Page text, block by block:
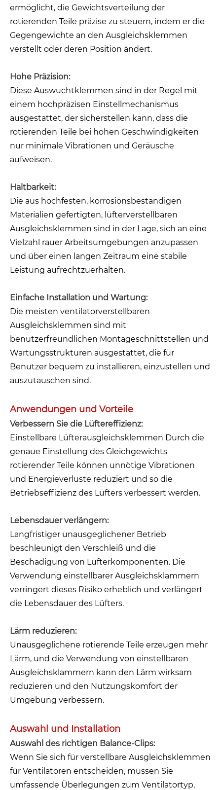
ermöglicht, die Gewichtsverteilung der
rotierenden Teile präzise zu steuern, indem er die
Gegengewichte an den Ausgleichsklemmen
verstellt oder deren Position ändert.
Hohe Präzision:
Diese Auswuchtklemmen sind in der Regel mit
einem hochpräzisen Einstellmechanismus
ausgestattet, der sicherstellen kann, dass die
rotierenden Teile bei hohen Geschwindigkeiten
nur minimale Vibrationen und Geräusche
aufweisen.
Haltbarkeit:
Die aus hochfesten, korrosionsbeständigen
Materialien gefertigten, lüfterverstellbaren
Ausgleichsklemmen sind in der Lage, sich an eine
Vielzahl rauer Arbeitsumgebungen anzupassen
und über einen langen Zeitraum eine stabile
Leistung aufrechtzuerhalten.
Einfache Installation und Wartung:
Die meisten ventilatorverstellbaren
Ausgleichsklemmen sind mit
benutzerfreundlichen Montageschnittstellen und
Wartungsstrukturen ausgestattet, die für
Benutzer bequem zu installieren, einzustellen und
auszutauschen sind.
Anwendungen und Vorteile
Verbessern Sie die Lüftereffizienz:
Einstellbare Lüfterausgleichsklemmen Durch die
genaue Einstellung des Gleichgewichts
rotierender Teile können unnötige Vibrationen
und Energieverluste reduziert und so die
Betriebseffizienz des Lüfters verbessert werden.
Lebensdauer verlängern:
Langfristiger unausgeglichener Betrieb
beschleunigt den Verschleiß und die
Beschädigung von Lüfterkomponenten. Die
Verwendung einstellbarer Ausgleichsklammern
verringert dieses Risiko erheblich und verlängert
die Lebensdauer des Lüfters.
Lärm reduzieren:
Unausgeglichene rotierende Teile erzeugen mehr
Lärm, und die Verwendung von einstellbaren
Ausgleichsklammern kann den Lärm wirksam
reduzieren und den Nutzungskomfort der
Umgebung verbessern.
Auswahl und Installation
Auswahl des richtigen Balance-Clips:
Wenn Sie sich für verstellbare Ausgleichsklemmen
für Ventilatoren entscheiden, müssen Sie
umfassende Überlegungen zum Ventilatortyp,